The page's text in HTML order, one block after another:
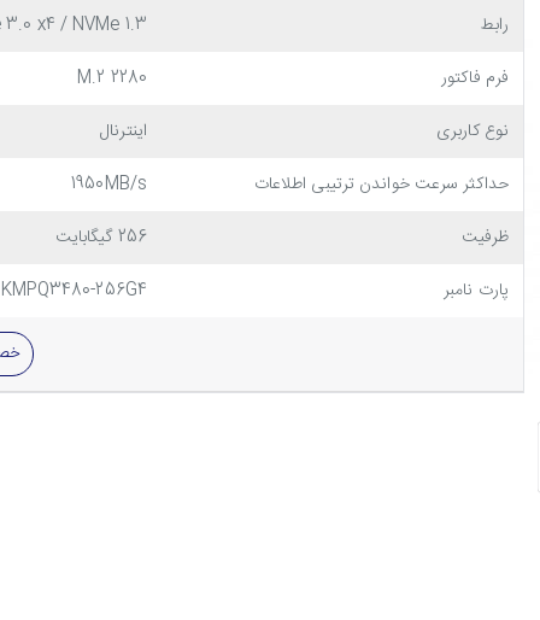
رابط
3.0 x4 / NVMe 1.3
فرم فاکتور
M.2 2280
نوع کاربری
اینترنال
حداکثر سرعت خواندن ترتیبی اطلاعات
1950MB/s
ظرفیت
256 گیگابایت
پارت نامبر
KMPQ3480-256G4